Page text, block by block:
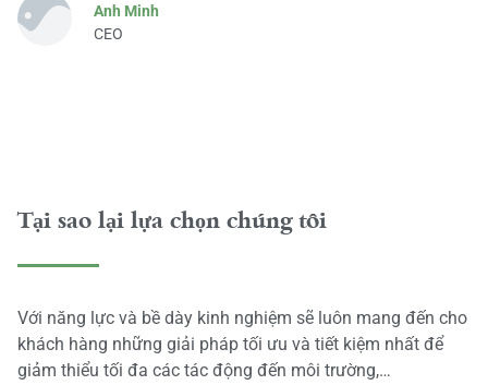
Anh Minh
CEO
Tại sao lại lựa chọn chúng tôi
Với năng lực và bề dày kinh nghiệm sẽ luôn mang đến cho
khách hàng những giải pháp tối ưu và tiết kiệm nhất để
giảm thiểu tối đa các tác động đến môi trường,…